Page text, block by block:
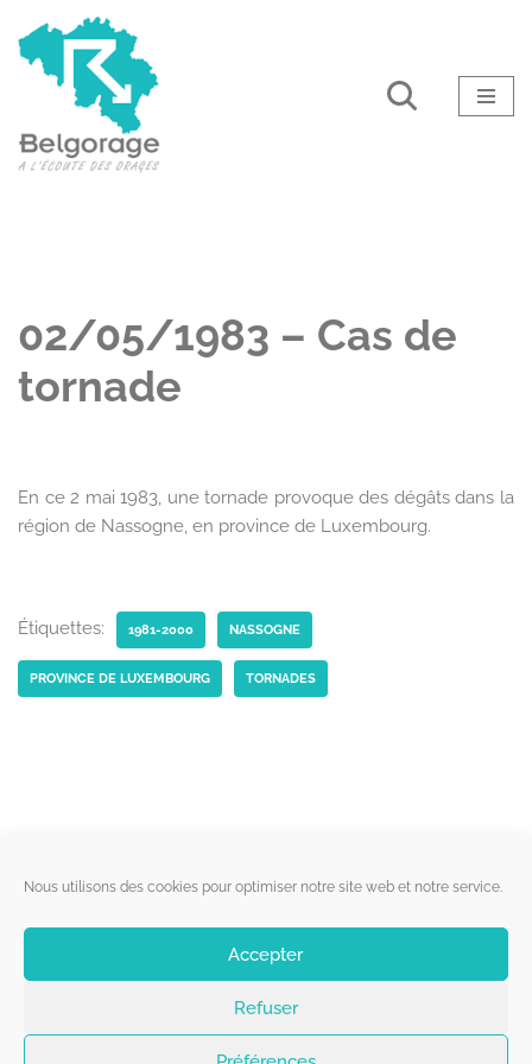
Nous utilisons des cookies pour optimiser notre site web et notre service.
Accepter
Refuser
Aller
02/05/1983 – Cas de
tornade
En ce 2 mai 1983, une tornade provoque des dégâts dans la
région de Nassogne, en province de Luxembourg.
Étiquettes: 1981-2000 NASSOGNE
PROVINCE DE LUXEMBOURG TORNADES
Liens utiles
Qui sommes-nous ?
Politique de cookies